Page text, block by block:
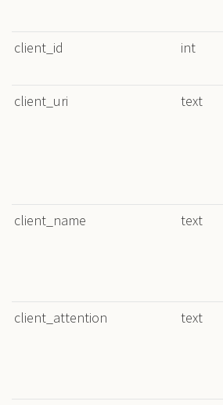
client_id
int
client_uri
text
client_name
text
client_attention
text